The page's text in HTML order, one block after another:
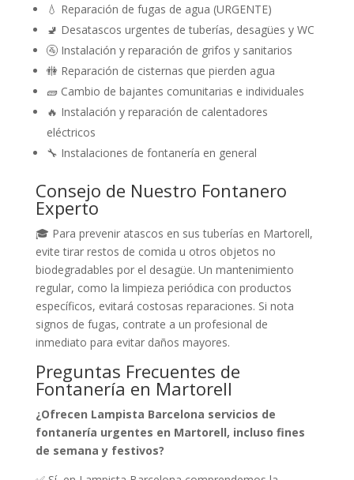
💧 Reparación de fugas de agua (URGENTE)
🚽 Desatascos urgentes de tuberías, desagües y WC
🚰 Instalación y reparación de grifos y sanitarios
🚻 Reparación de cisternas que pierden agua
🧱 Cambio de bajantes comunitarias e individuales
🔥 Instalación y reparación de calentadores
eléctricos
🔧 Instalaciones de fontanería en general
Consejo de Nuestro Fontanero
Experto
🎓 Para prevenir atascos en sus tuberías en Martorell,
evite tirar restos de comida u otros objetos no
biodegradables por el desagüe. Un mantenimiento
regular, como la limpieza periódica con productos
específicos, evitará costosas reparaciones. Si nota
signos de fugas, contrate a un profesional de
inmediato para evitar daños mayores.
Preguntas Frecuentes de
Fontanería en Martorell
¿Ofrecen Lampista Barcelona servicios de
fontanería urgentes en Martorell, incluso fines
de semana y festivos?